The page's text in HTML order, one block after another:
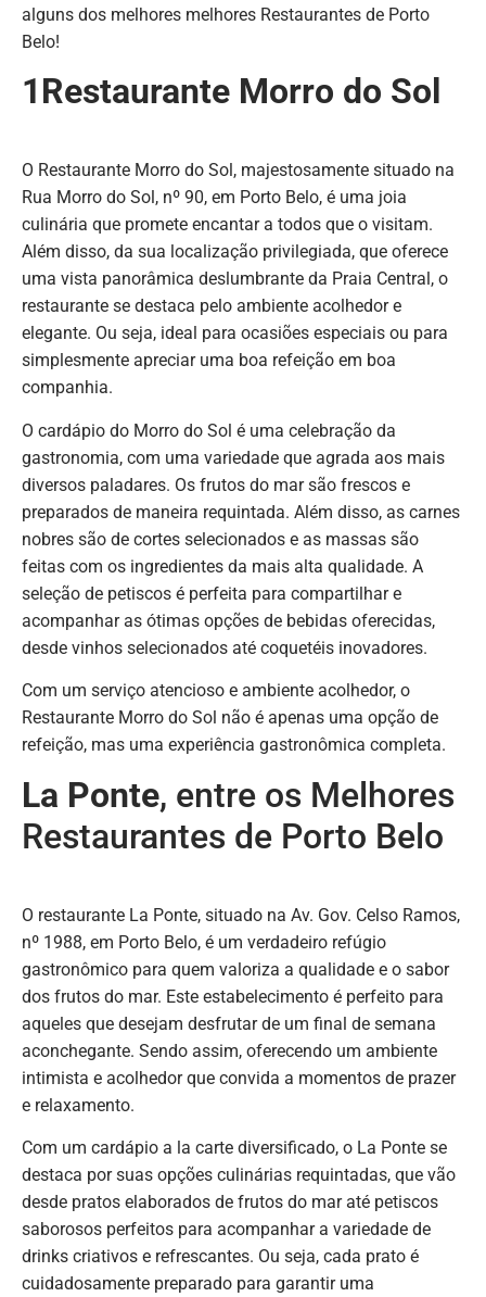
alguns dos melhores melhores Restaurantes de Porto
Belo!
1Restaurante Morro do Sol
O Restaurante Morro do Sol, majestosamente situado na
Rua Morro do Sol, nº 90, em Porto Belo, é uma joia
culinária que promete encantar a todos que o visitam.
Além disso, da sua localização privilegiada, que oferece
uma vista panorâmica deslumbrante da Praia Central, o
restaurante se destaca pelo ambiente acolhedor e
elegante. Ou seja, ideal para ocasiões especiais ou para
simplesmente apreciar uma boa refeição em boa
companhia.
O cardápio do Morro do Sol é uma celebração da
gastronomia, com uma variedade que agrada aos mais
diversos paladares. Os frutos do mar são frescos e
preparados de maneira requintada. Além disso, as carnes
nobres são de cortes selecionados e as massas são
feitas com os ingredientes da mais alta qualidade. A
seleção de petiscos é perfeita para compartilhar e
acompanhar as ótimas opções de bebidas oferecidas,
desde vinhos selecionados até coquetéis inovadores.
Com um serviço atencioso e ambiente acolhedor, o
Restaurante Morro do Sol não é apenas uma opção de
refeição, mas uma experiência gastronômica completa.
La Ponte, entre os Melhores
Restaurantes de Porto Belo
O restaurante La Ponte, situado na Av. Gov. Celso Ramos,
nº 1988, em Porto Belo, é um verdadeiro refúgio
gastronômico para quem valoriza a qualidade e o sabor
dos frutos do mar. Este estabelecimento é perfeito para
aqueles que desejam desfrutar de um final de semana
aconchegante. Sendo assim, oferecendo um ambiente
intimista e acolhedor que convida a momentos de prazer
e relaxamento.
Com um cardápio a la carte diversificado, o La Ponte se
destaca por suas opções culinárias requintadas, que vão
desde pratos elaborados de frutos do mar até petiscos
saborosos perfeitos para acompanhar a variedade de
drinks criativos e refrescantes. Ou seja, cada prato é
cuidadosamente preparado para garantir uma